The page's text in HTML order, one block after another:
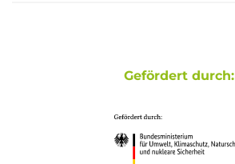
Gefördert durch: